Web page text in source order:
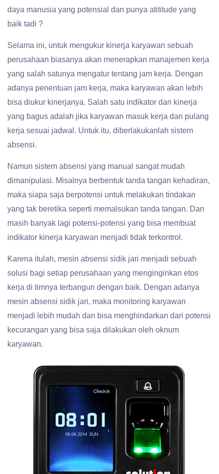
daya manusia yang potensial dan punya atititude yang
baik tadi ?
Selama ini, untuk mengukur kinerja karyawan sebuah
perusahaan biasanya akan menerapkan manajemen kerja
yang salah satunya mengatur tentang jam kerja. Dengan
adanya penentuan jam kerja, maka karyawan akan lebih
bisa diukur kinerjanya. Salah satu indikator dari kinerja
yang bagus adalah jika karyawan masuk kerja dan pulang
kerja sesuai jadwal. Untuk itu, diberlakukanlah sistem
absensi.
Namun sistem absensi yang manual sangat mudah
dimanipulasi. Misalnya berbentuk tanda tangan kehadiran,
maka siapa saja berpotensi untuk melakukan tindakan
yang tak beretika seperti memalsukan tanda tangan. Dan
masih banyak lagi potensi-potensi yang bisa membuat
indikator kinerja karyawan menjadi tidak terkontrol.
Karena itulah, mesin absensi sidik jari menjadi sebuah
solusi bagi setiap perusahaan yang menginginkan etos
kerja di timnya terbangun dengan baik. Dengan adanya
mesin absensi sidik jari, maka monitoring karyawan
menjadi lebih mudah dan bisa menghindarkan dari potensi
kecurangan yang bisa saja dilakukan oleh oknum
karyawan.